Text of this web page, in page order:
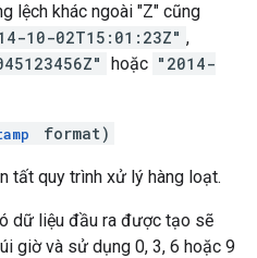
lệch khác ngoài "Z" cũng
10-02T15:01:23Z" ,
hoặc "2014-
format)
tất quy trình xử lý hàng loạt.
dữ liệu đầu ra được tạo sẽ
giờ và sử dụng 0, 3, 6 hoặc 9